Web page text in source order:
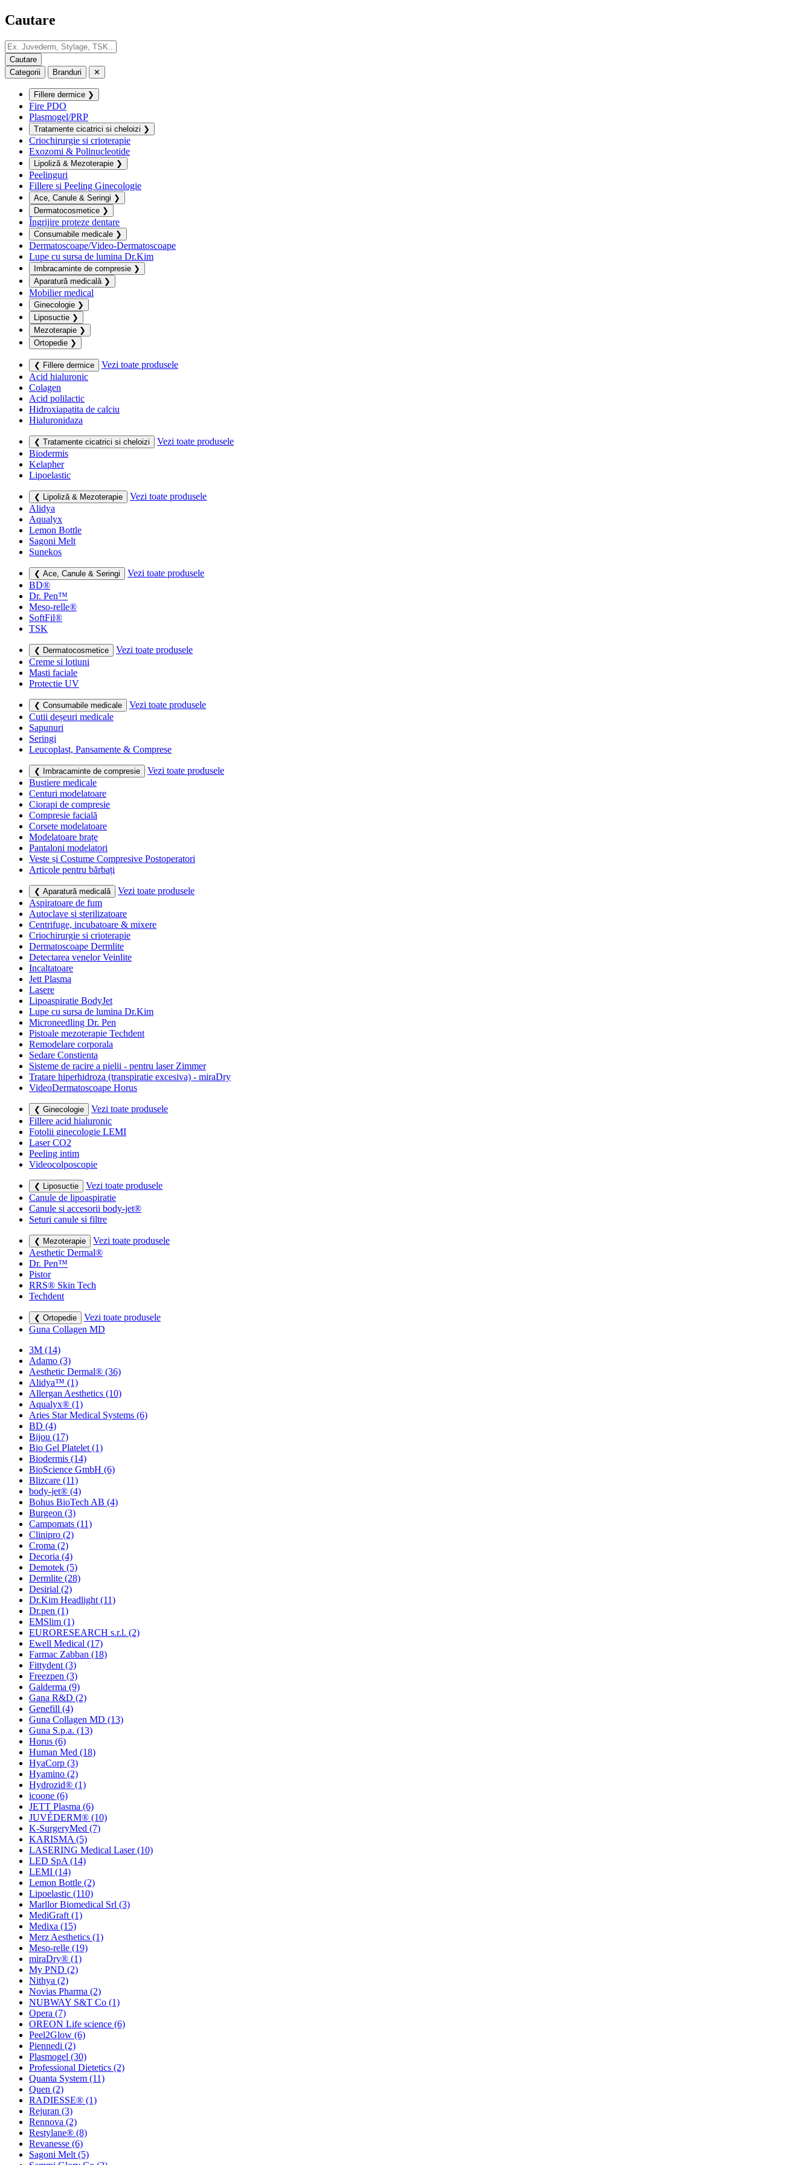
Cautare
Categorii Branduri ✕
Fillere dermice ❯
Fire PDO
Plasmogel/PRP
Tratamente cicatrici si cheloizi ❯
Criochirurgie si crioterapie
Exozomi & Polinucleotide
Lipoliză & Mezoterapie ❯
Peelinguri
Fillere si Peeling Ginecologie
Ace, Canule & Seringi ❯
Dermatocosmetice ❯
Îngrijire proteze dentare
Consumabile medicale ❯
Dermatoscoape/Video-Dermatoscoape
Lupe cu sursa de lumina Dr.Kim
Imbracaminte de compresie ❯
Aparatură medicală ❯
Mobilier medical
Ginecologie ❯
Liposuctie ❯
Mezoterapie ❯
Ortopedie ❯
❮ Fillere dermice
Vezi toate produsele
Acid hialuronic
Colagen
Acid polilactic
Hidroxiapatita de calciu
Hialuronidaza
❮ Tratamente cicatrici si cheloizi
Vezi toate produsele
Biodermis
Kelapher
Lipoelastic
❮ Lipoliză & Mezoterapie
Vezi toate produsele
Alidya
Aqualyx
Lemon Bottle
Sagoni Melt
Sunekos
❮ Ace, Canule & Seringi
Vezi toate produsele
BD®
Dr. Pen™
Meso-relle®
SoftFil®
TSK
❮ Dermatocosmetice
Vezi toate produsele
Creme si lotiuni
Masti faciale
Protectie UV
❮ Consumabile medicale
Vezi toate produsele
Cutii deșeuri medicale
Sapunuri
Seringi
Leucoplast, Pansamente & Comprese
❮ Imbracaminte de compresie
Vezi toate produsele
Bustiere medicale
Centuri modelatoare
Ciorapi de compresie
Compresie facială
Corsete modelatoare
Modelatoare brațe
Pantaloni modelatori
Veste și Costume Compresive Postoperatori
Articole pentru bărbați
❮ Aparatură medicală
Vezi toate produsele
Aspiratoare de fum
Autoclave si sterilizatoare
Centrifuge, incubatoare & mixere
Criochirurgie si crioterapie
Dermatoscoape Dermlite
Detectarea venelor Veinlite
Incaltatoare
Jett Plasma
Lasere
Lipoaspiratie BodyJet
Lupe cu sursa de lumina Dr.Kim
Microneedling Dr. Pen
Pistoale mezoterapie Techdent
Remodelare corporala
Sedare Constienta
Sisteme de racire a pielii - pentru laser Zimmer
Tratare hiperhidroza (transpiratie excesiva) - miraDry
VideoDermatoscoape Horus
❮ Ginecologie
Vezi toate produsele
Fillere acid hialuronic
Fotolii ginecologie LEMI
Laser CO2
Peeling intim
Videocolposcopie
❮ Liposuctie
Vezi toate produsele
Canule de lipoaspiratie
Canule si accesorii body-jet®
Seturi canule si filtre
❮ Mezoterapie
Vezi toate produsele
Aesthetic Dermal®
Dr. Pen™
Pistor
RRS® Skin Tech
Techdent
❮ Ortopedie
Vezi toate produsele
Guna Collagen MD
3M (14)
Adamo (3)
Aesthetic Dermal® (36)
Alidya™ (1)
Allergan Aesthetics (10)
Aqualyx® (1)
Aries Star Medical Systems (6)
BD (4)
Bijou (17)
Bio Gel Platelet (1)
Biodermis (14)
BioScience GmbH (6)
Blizcare (11)
body-jet® (4)
Bohus BioTech AB (4)
Burgeon (3)
Campomats (11)
Clinipro (2)
Croma (2)
Decoria (4)
Demotek (5)
Dermlite (28)
Desirial (2)
Dr.Kim Headlight (11)
Dr.pen (1)
EMSlim (1)
EURORESEARCH s.r.l. (2)
Ewell Medical (17)
Farmac Zabban (18)
Fittydent (3)
Freezpen (3)
Galderma (9)
Gana R&D (2)
Genefill (4)
Guna Collagen MD (13)
Guna S.p.a. (13)
Horus (6)
Human Med (18)
HyaCorp (3)
Hyamino (2)
Hydrozid® (1)
icoone (6)
JETT Plasma (6)
JUVÉDERM® (10)
K-SurgeryMed (7)
KARISMA (5)
LASERING Medical Laser(10)
LED SpA (14)
LEMI (14)
Lemon Bottle (2)
Lipoelastic (110)
Marllor Biomedical Srl (3)
MediGraft (1)
Medixa (15)
Merz Aesthetics (1)
Meso-relle (19)
miraDry® (1)
My PND (2)
Nithya (2)
Novias Pharma (2)
NUBWAY S&T Co (1)
Opera (7)
OREON Life science (6)
Peel2Glow (6)
Piennedi (2)
Plasmogel (30)
Professional Dietetics (2)
Quanta System (11)
Quen (2)
RADIESSE® (1)
Rejuran (3)
Rennova (2)
Restylane® (8)
Revanesse (6)
Sagoni Melt (5)